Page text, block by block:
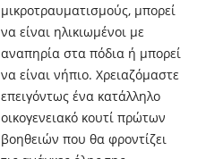
μικροτραυματισμούς, μπορεί
να είναι ηλικιωμένοι με
αναπηρία στα πόδια ή μπορεί
να είναι νήπιο. Χρειαζόμαστε
επειγόντως ένα κατάλληλο
οικογενειακό κουτί πρώτων
βοηθειών που θα φροντίζει